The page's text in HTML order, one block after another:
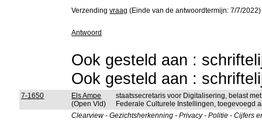
Verzendingvraag (Einde van de antwoordtermijn: 7/7/2022)
Antwoord
Ook gesteld aan :
Ook gesteld aan :
7-1650
Els Ampe
(Open Vld)
staatssecretaris voor Digitalisering, belast
Federale Culturele Instellingen, toegevoegd
Clearview - Gezichtsherkenning - Privacy - Politie - Cijfers